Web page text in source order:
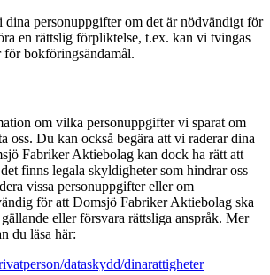
dina personuppgifter om det är nödvändigt för
en rättslig förpliktelse, t.ex. kan vi tvingas
för bokföringsändamål.
om vilka personuppgifter vi sparat om
oss. Du kan också begära att vi raderar dina
Fabriker Aktiebolag kan dock ha rätt att
finns legala skyldigheter som hindrar oss
vissa personuppgifter eller om
för att Domsjö Fabriker Aktiebolag ska
eller försvara rättsliga anspråk. Mer
du läsa här:
dataskydd/dinarattigheter